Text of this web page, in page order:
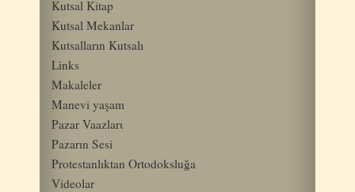
Kutsal Kitap
Kutsal Mekanlar
Kutsalların Kutsalı
Links
Makaleler
Manevi yaşam
Pazar Vaazlarι
Pazarın Sesi
Protestanlıktan Ortodoksluğa
Videolar